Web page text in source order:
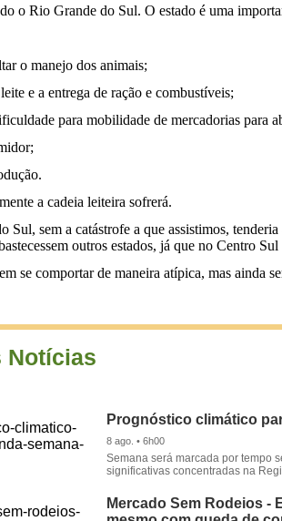
o Rio Grande do Sul. O estado é uma
o manejo dos animais;
e a entrega de ração e combustíveis;
para mobilidade de mercadorias para
a cadeia leiteira sofrerá.
sem a catástrofe a que assistimos,
outros estados, já que no Centro
se comportar de maneira atípica, mas ainda
Notícias
Prognóstico climático
8 ago. • 6h00
Semana será marcada por tempo
significativas concentradas na
Mercado Sem Rodeios -